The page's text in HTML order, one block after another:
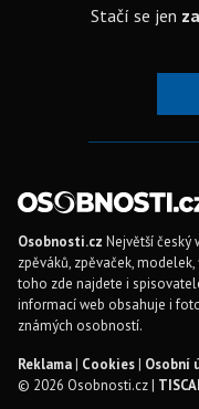
Stačí se jen
Osobnosti.cz Největší český
zpěváků, zpěvaček,
toho zde najdete i
informací web obsahuje i
známých osobností.
Reklama| Cookies| Osobní
© 2026 Osobnosti.cz |